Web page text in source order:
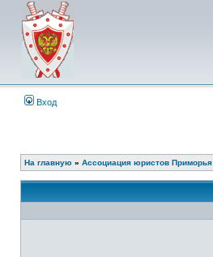
Вход
На главную » Ассоциация юристов Приморья